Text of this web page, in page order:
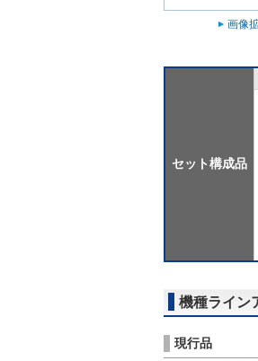
画像
セット構成品
機種ライン
現行品